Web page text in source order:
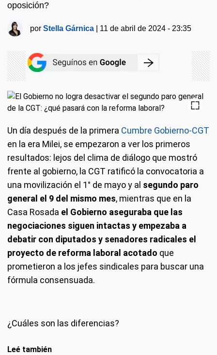
oposición?
porStella Gárnica 11 de abril de 2024 - 23:35
Un día después de la primera Cumbre Gobierno-CGT
en la era Milei, se empezaron a ver los primeros
resultados: lejos del clima de diálogo que mostró
frente al gobierno, la CGT ratificó la convocatoria a
una movilización el 1° de mayo y al segundo paro
general el 9 del mismo mes, mientras que en la
Casa Rosada el Gobierno aseguraba que las
negociaciones siguen intactas y empezaba a
debatir con diputados y senadores radicales el
proyecto de reforma laboral acotado que
prometieron a los jefes sindicales para buscar una
fórmula consensuada.
¿Cuáles son las diferencias?
Leé también